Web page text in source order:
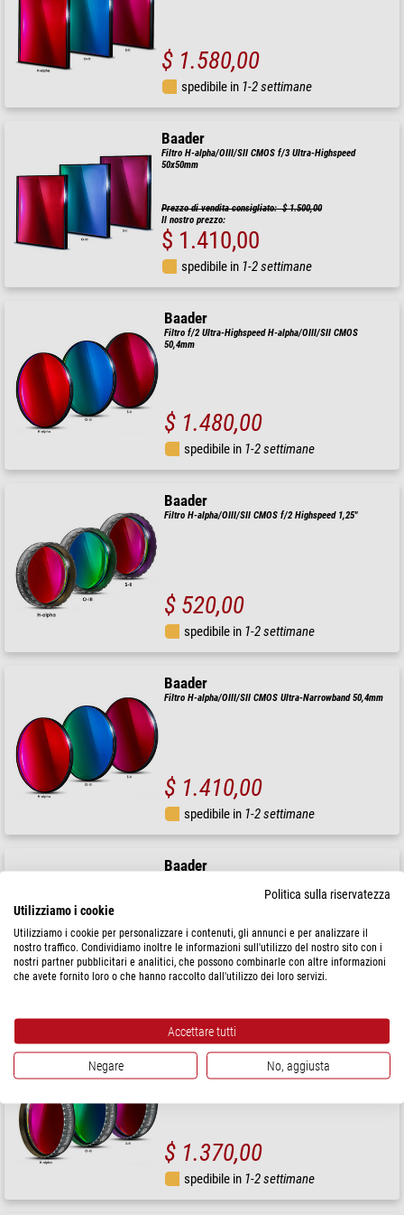
$ 1.580,00
spedibile in 1-2 settimane
Baader
Filtro H-alpha/OIII/SII CMOS f/3 Ultra-Highspeed
50x50mm
Prezzo di vendita consigliato: $ 1.500,00
Il nostro prezzo:
$ 1.410,00
spedibile in 1-2 settimane
Baader
Filtro f/2 Ultra-Highspeed H-alpha/OIII/SII CMOS
50,4mm
$ 1.480,00
spedibile in 1-2 settimane
Baader
Filtro H-alpha/OIII/SII CMOS f/2 Highspeed 1,25"
$ 520,00
spedibile in 1-2 settimane
Baader
Filtro H-alpha/OIII/SII CMOS Ultra-Narrowband 50,4mm
$ 1.410,00
spedibile in 1-2 settimane
Baader
$ 1.410,00
Baader
Filtro H-alpha/OIII/SII CMOS f/2 Ultra-Highspeed 2"
$ 1.370,00
spedibile in 1-2 settimane
Politica sulla riservatezza
Utilizziamo i cookie
Utilizziamo i cookie per personalizzare i contenuti, gli annunci e per analizzare il
nostro traffico. Condividiamo inoltre le informazioni sull'utilizzo del nostro sito con i
nostri partner pubblicitari e analitici, che possono combinarle con altre informazioni
che avete fornito loro o che hanno raccolto dall'utilizzo dei loro servizi.
Accettare tutti
Negare No, aggiusta